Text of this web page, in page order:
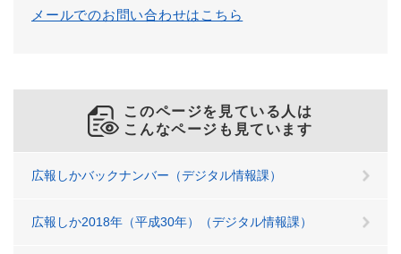
メールでのお問い合わせはこちら
このページを見ている人は
こんなページも見ています
広報しかバックナンバー（デジタル情報課）
広報しか2018年（平成30年）（デジタル情報課）